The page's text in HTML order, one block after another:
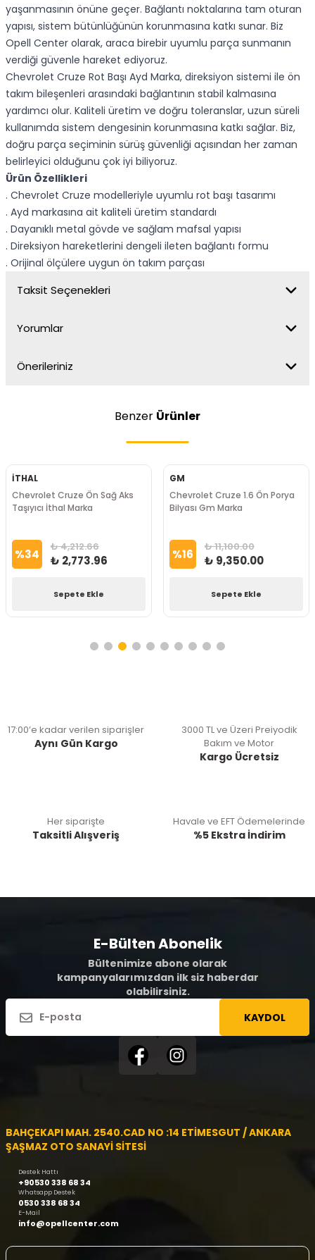
yaşanmasının önüne geçer. Bağlantı noktalarına tam oturan
yapısı, sistem bütünlüğünün korunmasına katkı sunar. Biz
Opell Center olarak, araca birebir uyumlu parça sunmanın
verdiği güvenle hareket ediyoruz.
Chevrolet Cruze Rot Başı Ayd Marka, direksiyon sistemi ile ön
takım bileşenleri arasındaki bağlantının stabil kalmasına
yardımcı olur. Kaliteli üretim ve doğru toleranslar, uzun süreli
kullanımda sistem dengesinin korunmasına katkı sağlar. Biz,
doğru parça seçiminin sürüş güvenliği açısından her zaman
belirleyici olduğunu çok iyi biliyoruz.
Ürün Özellikleri
. Chevrolet Cruze modelleriyle uyumlu rot başı tasarımı
. Ayd markasına ait kaliteli üretim standardı
. Dayanıklı metal gövde ve sağlam mafsal yapısı
. Direksiyon hareketlerini dengeli ileten bağlantı formu
. Orijinal ölçülere uygun ön takım parçası
Taksit Seçenekleri
Yorumlar
Önerileriniz
Benzer Ürünler
İTHAL
Chevrolet Cruze Ön Sağ Aks
Taşıyıcı İthal Marka
%34 ₺ 4,212.66
₺ 2,773.96
Sepete Ekle
GM
Chevrolet Cruze 1.6 Ön Porya
Bilyası Gm Marka
%16 ₺ 11,100.00
₺ 9,350.00
Sepete Ekle
17:00’e kadar verilen siparişler
Aynı Gün Kargo
3000 TL ve Üzeri Preiyodik
Bakım ve Motor
Kargo Ücretsiz
Her siparişte
Taksitli Alışveriş
Havale ve EFT Ödemelerinde
%5 Ekstra İndirim
E-Bülten Abonelik
Bültenimize abone olarak
kampanyalarımızdan ilk siz haberdar
olabilirsiniz.
KAYDOL
BAHÇEKAPI MAH. 2540.CAD NO :14 ETİMESGUT / ANKARA
ŞAŞMAZ OTO SANAYİ SİTESİ
Destek Hattı
+90530 338 68 34
Whatsapp Destek
0530 338 68 34
E-Mail
info@opellcenter.com